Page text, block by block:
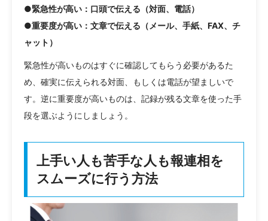
●緊急性が高い：口頭で伝える（対面、電話）
●重要度が高い：文章で伝える（メール、手紙、FAX、チ
ャット）
緊急性が高いものはすぐに確認してもらう必要があるた
め、確実に伝えられる対面、もしくは電話が望ましいで
す。逆に重要度が高いものは、記録が残る文章を使った手
段を選ぶようにしましょう。
上手い人も苦手な人も報連相を
スムーズに行う方法